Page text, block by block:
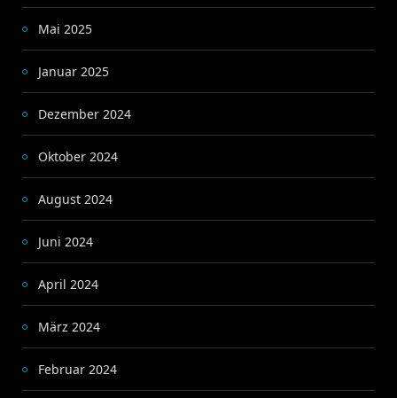
Mai 2025
Januar 2025
Dezember 2024
Oktober 2024
August 2024
Juni 2024
April 2024
März 2024
Februar 2024